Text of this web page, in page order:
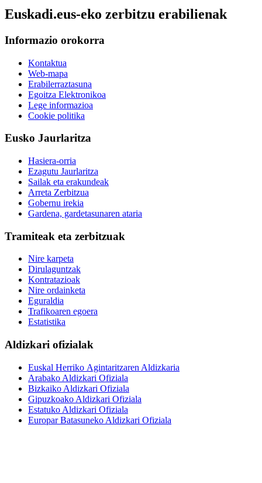
Euskadi.eus-eko zerbitzu erabilienak
Informazio orokorra
Kontaktua
Web-mapa
Erabilerraztasuna
Egoitza Elektronikoa
Lege informazioa
Cookie politika
Eusko Jaurlaritza
Hasiera-orria
Ezagutu Jaurlaritza
Sailak eta erakundeak
Arreta Zerbitzua
Gobernu irekia
Gardena, gardetasunaren ataria
Tramiteak eta zerbitzuak
Nire karpeta
Dirulaguntzak
Kontratazioak
Nire ordainketa
Eguraldia
Trafikoaren egoera
Estatistika
Aldizkari ofizialak
Euskal Herriko Agintaritzaren Aldizkaria
Arabako Aldizkari Ofiziala
Bizkaiko Aldizkari Ofiziala
Gipuzkoako Aldizkari Ofiziala
Estatuko Aldizkari Ofiziala
Europar Batasuneko Aldizkari Ofiziala